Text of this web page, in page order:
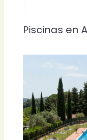
Piscinas en